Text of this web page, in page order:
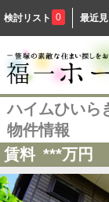
検討リスト 0 最近
ハイムひいら
物件情報
賃料 ***万円